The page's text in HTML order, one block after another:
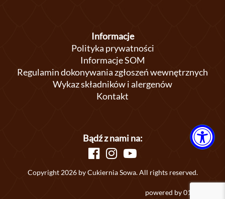
Informacje
Polityka prywatności
Informacje SOM
Regulamin dokonywania zgłoszeń wewnętrznych
Wykaz składników i alergenów
Kontakt
Bądź z nami na:
Copyright 2026 by Cukiernia Sowa. All rights reserved.
powered by01studio.eu